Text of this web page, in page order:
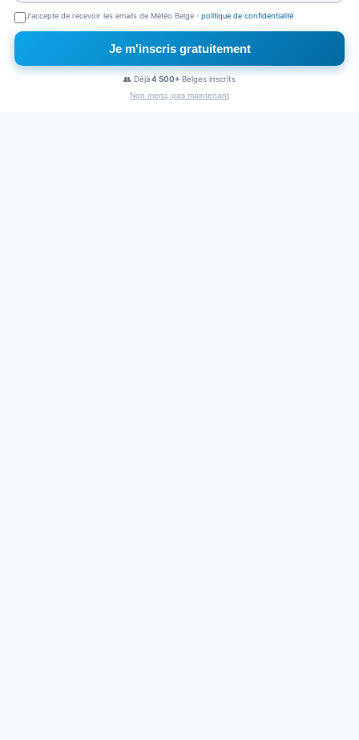
×
Naviguez sans pub
J'accepte de recevoir les emails de Météo Belge · politique de confidentialité
Je m'inscris gratuitement
👥 Déjà4 500+ Belges inscrits
Non merci, pas maintenant